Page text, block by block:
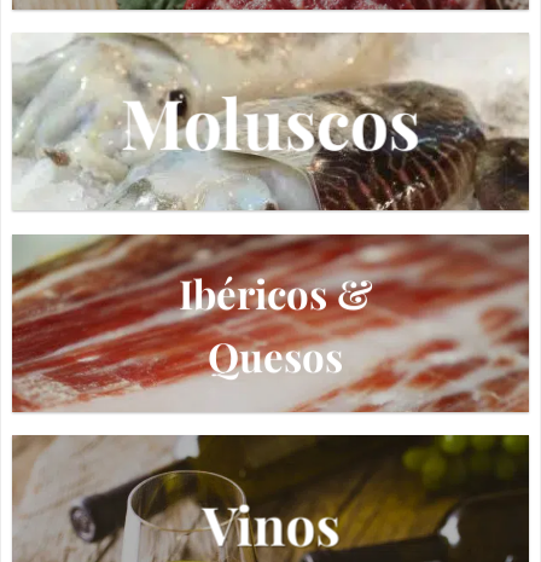
Moluscos
Ibéricos &
Quesos
Vinos